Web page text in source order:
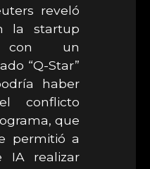
reveló
la startup
con un
“Q-Star”
haber
conflicto
que
permitió a
IA realizar